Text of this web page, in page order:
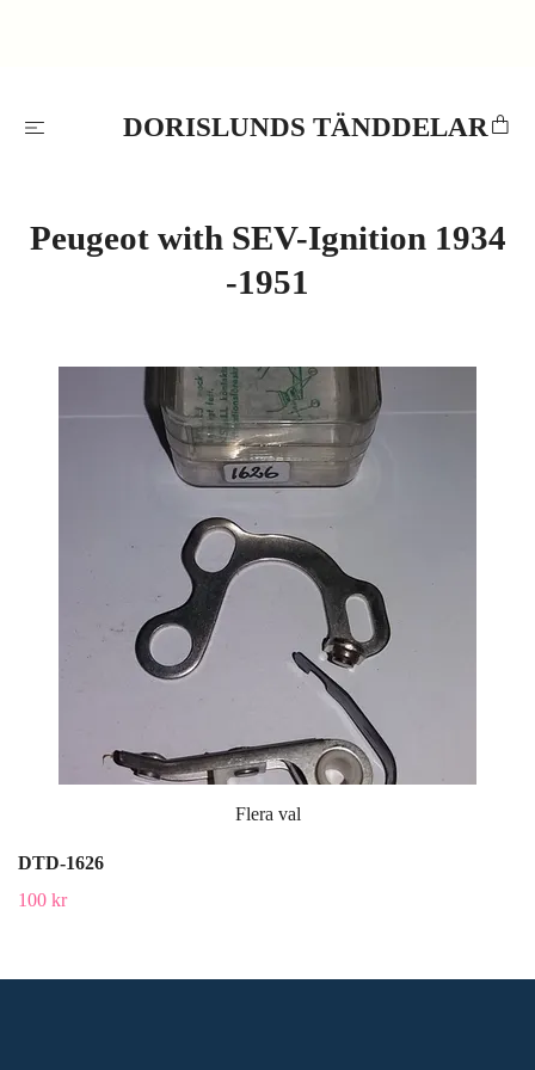
DORISLUNDS TÄNDDELAR
Peugeot with SEV-Ignition 1934
-1951
Flera val
DTD-1626
100 kr